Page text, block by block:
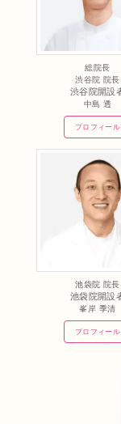
総院長
渋谷院 院長
渋谷院開設
中島 透
プロフィール
池袋院 院長
池袋院開設
峯岸 季清
プロフィール